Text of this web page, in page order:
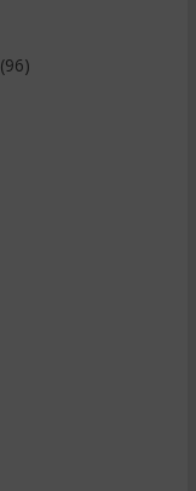
(96)